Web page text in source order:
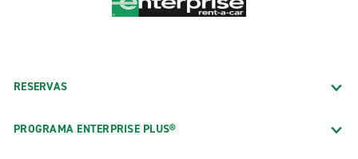
RESERVAS
PROGRAMA ENTERPRISE PLUS®